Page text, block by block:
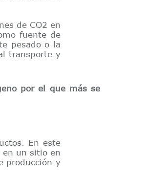
de CO2 en
fuente de
pesado o la
transporte y
por el que más se
En este
en un sitio en
producción y